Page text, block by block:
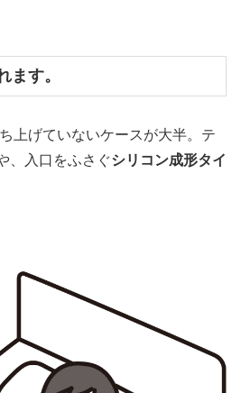
ます。
上げていないケースが大半。テ
、入口をふさぐシリコン成形タイ